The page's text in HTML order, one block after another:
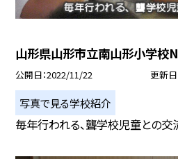
山形県山形市立南山形小学校
公開日 2022/11/22 更新日
写真で見る学校紹介
毎年行われる、聾学校児童との交